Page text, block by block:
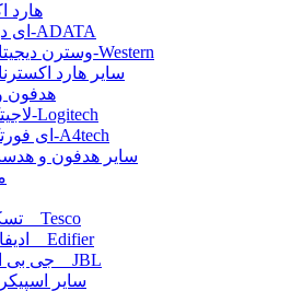
هارد
ای دیتا-ADATA
وسترن دیجیتال-Western
سایر هارد
هدفون
لاجیتک-Logitech
ای فورتک-A4tech
سایر هدفون و
تسکو _ Tesco
ادیفایر _ Edifier
جی بی ال _ JBL
سایر